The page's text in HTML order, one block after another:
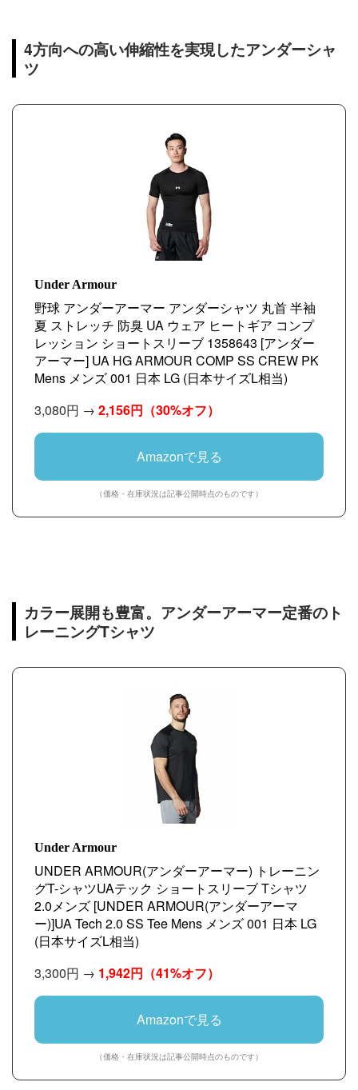
4方向への高い伸縮性を実現したアンダーシャ
ツ
Under Armour
野球 アンダーアーマー アンダーシャツ 丸首 半袖
夏 ストレッチ 防臭 UA ウェア ヒートギア コンプ
レッション ショートスリーブ 1358643 [アンダー
アーマー] UA HG ARMOUR COMP SS CREW PK
Mens メンズ 001 日本 LG (日本サイズL相当)
3,080円 → 2,156円 （30%オフ）
Amazonで見る
（価格・在庫状況は記事公開時点のものです）
カラー展開も豊富。アンダーアーマー定番のト
レーニングTシャツ
Under Armour
UNDER ARMOUR(アンダーアーマー) トレーニン
グT-シャツUAテック ショートスリーブ Tシャツ
2.0メンズ [UNDER ARMOUR(アンダーアーマ
ー)]UA Tech 2.0 SS Tee Mens メンズ 001 日本 LG
(日本サイズL相当)
3,300円 → 1,942円 （41%オフ）
Amazonで見る
（価格・在庫状況は記事公開時点のものです）